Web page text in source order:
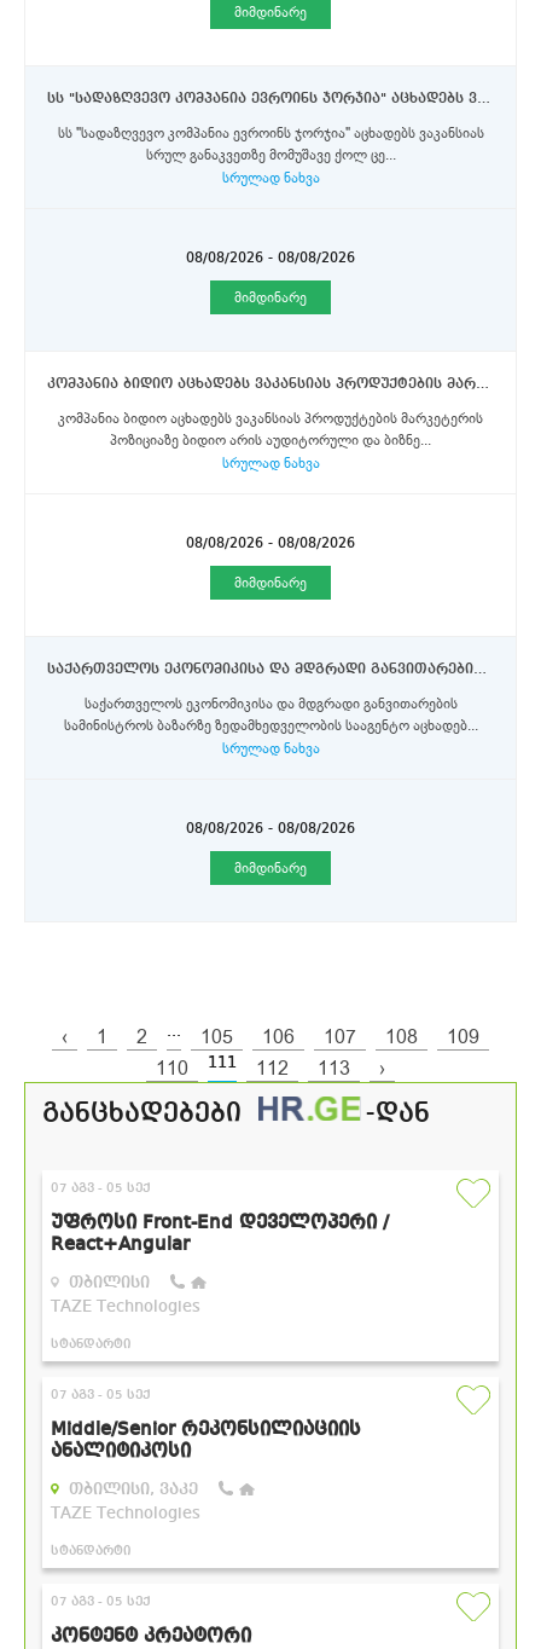
მიმდინარე
სს "სადაზღვევო კომპანია ევროინს ჯორჯია" აცხადებს ვაკანსიას სრულ განაკვეთზე მომუშავე ქოლ ცენტრის დღის ოპერატორის პოზიციაზე.
სს "სადაზღვევო კომპანია ევროინს ჯორჯია" აცხადებს ვაკანსიას
სრულ განაკვეთზე მომუშავე ქოლ ცე...
სრულად ნახვა
08/08/2026 - 08/08/2026
მიმდინარე
კომპანია ბიდიო აცხადებს ვაკანსიას პროდუქტების მარკეტერის პოზიციაზე
კომპანია ბიდიო აცხადებს ვაკანსიას პროდუქტების მარკეტერის
პოზიციაზე ბიდიო არის აუდიტორული და ბიზნე...
სრულად ნახვა
08/08/2026 - 08/08/2026
მიმდინარე
საქართველოს ეკონომიკისა და მდგრადი განვითარების სამინისტროს ბაზარზე ზედამხედველობის სააგენტო აცხადებს ვაკანსიას ბაზარზე ზედამხედველობის ინსპექტორების პოზიციაზე.
საქართველოს ეკონომიკისა და მდგრადი განვითარების
სამინისტროს ბაზარზე ზედამხედველობის სააგენტო აცხადებ...
სრულად ნახვა
08/08/2026 - 08/08/2026
მიმდინარე
‹ 1 2 ... 105 106 107 108
109
110
111 112 113 ›